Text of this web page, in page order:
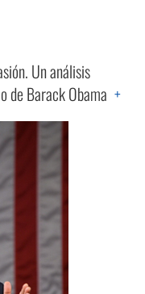
Un análisis
de Barack Obama +